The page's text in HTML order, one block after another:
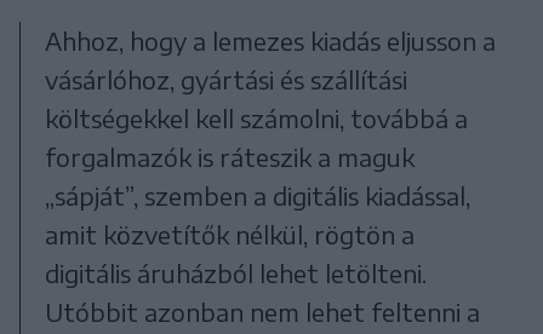
Ahhoz, hogy a lemezes kiadás eljusson a
vásárlóhoz, gyártási és szállítási
költségekkel kell számolni, továbbá a
forgalmazók is ráteszik a maguk
„sápját”, szemben a digitális kiadással,
amit közvetítők nélkül, rögtön a
digitális áruházból lehet letölteni.
Utóbbit azonban nem lehet feltenni a